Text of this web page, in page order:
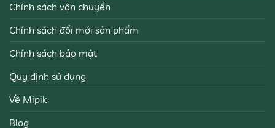
Chính sách vận chuyển
Chính sách đổi mới sản phẩm
Chính sách bảo mật
Quy định sử dụng
Về Mipik
Blog